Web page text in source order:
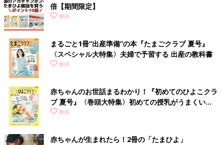
倍【期間限定】
妊活
まるごと1冊“出産準備”の本『たまごクラブ 夏号』
〈スペシャル大特集〉夫婦で予習する 出産の教科書
妊活
赤ちゃんのお世話まるわかり！『初めてのひよこクラ
ブ 夏号』〈巻頭大特集〉初めての授乳がうまくい
く！ おっぱい・ミルクの基本と夏のトラブル 解決テ
妊活
赤ちゃんが生まれたら！2冊の「たまひよ」